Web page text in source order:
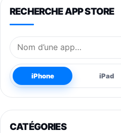
RECHERCHE APP STORE
Nom de l’application
iPhone iPad
CATÉGORIES